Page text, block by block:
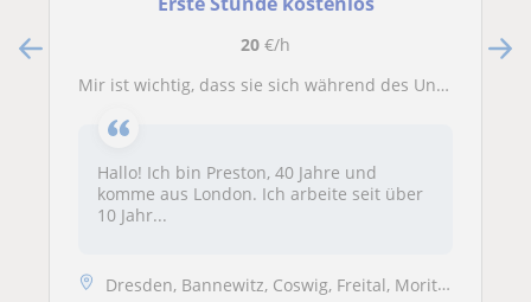
20 €/h
Mir ist wichtig, dass sie sich während des Unterrichts wohlfühlst. Ich konzentriere mich auf ihre Bedürfnisse und Ansprüche
Hallo! Ich bin Preston, 40 Jahre und
komme aus London. Ich arbeite seit über
10 Jahr...
Dresden, Bannewitz, Coswig, Freital, Moritzburg, Radebeul, Wilsdruff